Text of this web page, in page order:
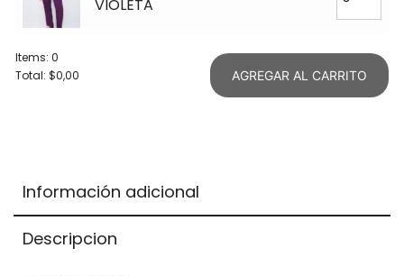
VIOLETA
Items: 0
Total: $0,00
is
$0,00
AGREGAR AL CARRITO
Información adicional
Descripcion